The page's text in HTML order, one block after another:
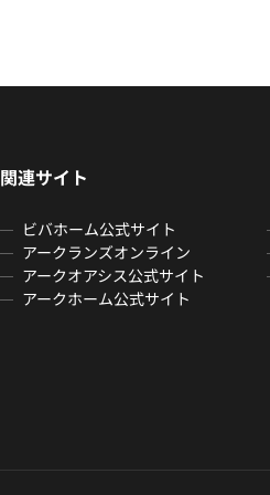
関連サイト
ビバホーム公式サイト
アークランズオンライン
アークオアシス公式サイト
アークホーム公式サイト